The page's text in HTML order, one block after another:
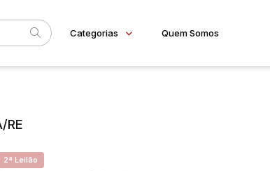
Categorias Quem Somos
RE
2ª Leilão